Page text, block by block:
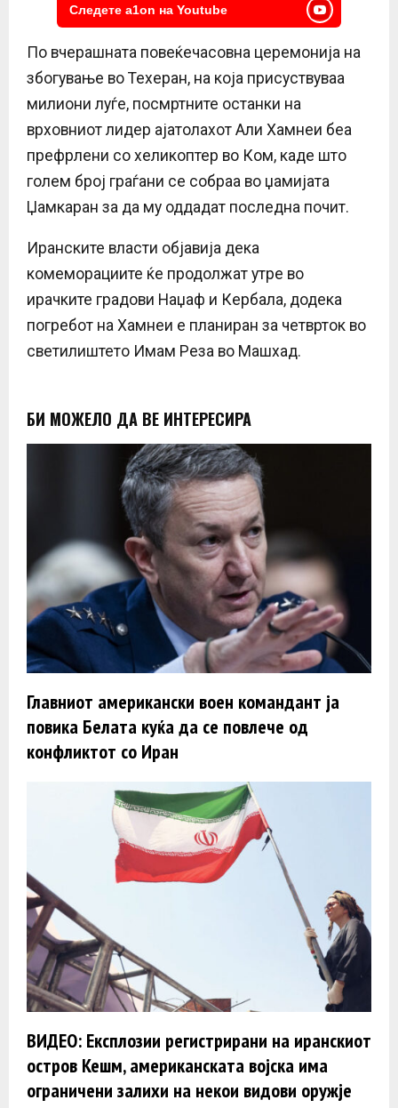
Следете a1on на Youtube
По вчерашната повеќечасовна церемонија на
збогување во Техеран, на која присуствуваа
милиони луѓе, посмртните останки на
врховниот лидер ајатолахот Али Хамнеи беа
префрлени со хеликоптер во Ком, каде што
голем број граѓани се собраа во џамијата
Џамкаран за да му оддадат последна почит.
Иранските власти објавија дека
комеморациите ќе продолжат утре во
ирачките градови Наџаф и Кербала, додека
погребот на Хамнеи е планиран за четврток во
светилиштето Имам Реза во Машхад.
БИ МОЖЕЛО ДА ВЕ ИНТЕРЕСИРА
Главниот американски воен командант ја
повика Белата куќа да се повлече од
конфликтот со Иран
ВИДЕО: Експлозии регистрирани на иранскиот
остров Кешм, американската војска има
ограничени залихи на некои видови оружје